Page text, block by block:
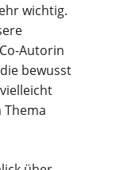
wichtig.
Autorin
bewusst